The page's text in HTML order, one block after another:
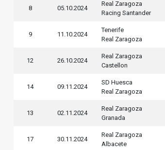
8 05.10.2024
Real Zaragoza
Racing Santander
9 11.10.2024
Tenerife
Real Zaragoza
12 26.10.2024
Real Zaragoza
Castellon
14 09.11.2024
SD Huesca
Real Zaragoza
13 02.11.2024
Real Zaragoza
Granada
17 30.11.2024
Real Zaragoza
Albacete